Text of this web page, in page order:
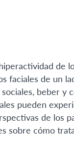
de
faciales de un
beber y
pueden
de los
sobre cómo